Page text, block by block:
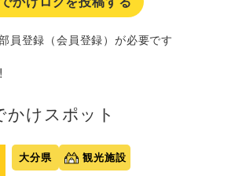
員登録（会員登録）が必要です
かけスポット
大分県 観光施設